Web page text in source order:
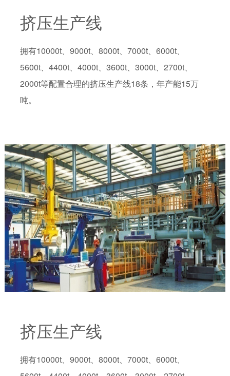
挤压生产线
拥有10000t、9000t、8000t、7000t、6000t、
5600t、4400t、4000t、3600t、3000t、2700t、
2000t等配置合理的挤压生产线18条，年产能15万
吨。
挤压生产线
拥有10000t、9000t、8000t、7000t、6000t、